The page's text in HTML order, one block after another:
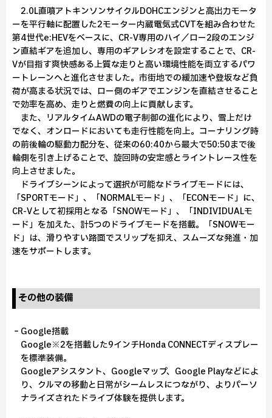
2.0L直噴アトキンソンサイクルDOHCエンジンと高出力モータ
ーを平行軸に配置した2モーター内蔵電気式CVTを組み合わせた
第4世代e:HEVをベースに、CR-V専用のハイ／ロー2段のエンジ
ン直結ギアを追加し、専用のギアレシオを設定することで、CR-
Vが目指す爽快感ある上質な走りと高い環境性能を両立するパワ
ートレーンへと進化させました。市街地での緩加速や登坂など負
荷が高まる状況では、ロー側のギアでエンジンを直結させること
で効率を高め、走りと燃費の向上に貢献します。
また、リアルタイムAWDの電子制御の進化により、雪上だけ
でなく、オンロードにおいても走行性能を向上。コーナリング時
の前後輪の駆動力配分を、従来の60:40から最大で50:50まで後
輪側を引き上げることで、旋回時の安定感とライントレース性を
向上させました。
ドライブシーンによって選択が可能なドライブモードには、
「SPORTモード」、「NORMALモード」、「ECONモード」に、
CR-Vとして初採用となる「SNOWモード」、「INDIVIDUALモ
ード」を加えた、計5つのドライブモードを搭載。「SNOWモー
ド」は、滑りやすい路面でスリップを抑え、スムーズな発進・加
速をサポートします。
その他の装備
‐Google搭載
Google※2を搭載した9インチHonda CONNECTディスプレー
を標準装備。
Googleアシスタント、Googleマップ、Google Playなどによ
り、クルマの移動と日常がシームレスにつながり、よりパーソ
ナライズされたドライブ体験を提供します。